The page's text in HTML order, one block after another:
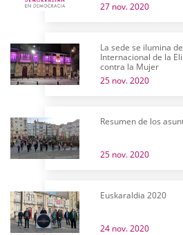
27 nov. 2020
La sede se ilumina
Internacional de la
contra la Mujer
25 nov. 2020
Resumen de los
25 nov. 2020
Euskaraldia 2020
24 nov. 2020